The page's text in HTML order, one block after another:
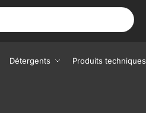
Détergents Produits techniques